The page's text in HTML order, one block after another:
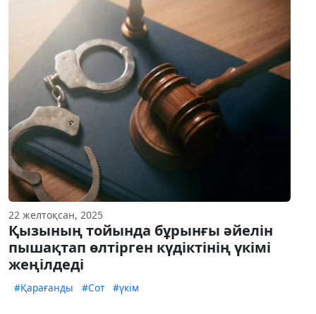
22 желтоқсан, 2025
Қызының тойында бұрынғы әйелін
пышақтап өлтірген күдіктінің үкімі
жеңілдеді
#Қарағанды #Сот #үкім